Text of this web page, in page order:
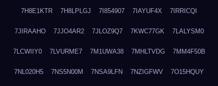
7H8E1KTR 7H8LPLGJ 7I854907 7IAYUF4X 7IRRICQI
7JIRAAHO 7JJO4AR2 7JLOZ9Q7 7KWC77GK 7LALYSM0
7LCWIIY0 7LVURME7 7M1UWA38 7MHLTVDG 7MM4F50B
7NL020H5 7NS5N00M 7NSA9LFN 7NZIGFWV 7O15HQUY